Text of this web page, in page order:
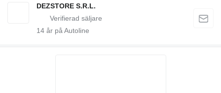
DEZSTORE S.R.L.
14 år på Autoline